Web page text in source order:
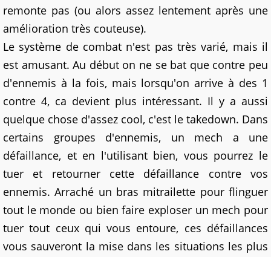
remonte pas (ou alors assez lentement après une
amélioration très couteuse).
Le système de combat n'est pas très varié, mais il
est amusant. Au début on ne se bat que contre peu
d'ennemis à la fois, mais lorsqu'on arrive à des 1
contre 4, ca devient plus intéressant. Il y a aussi
quelque chose d'assez cool, c'est le takedown. Dans
certains groupes d'ennemis, un mech a une
défaillance, et en l'utilisant bien, vous pourrez le
tuer et retourner cette défaillance contre vos
ennemis. Arraché un bras mitrailette pour flinguer
tout le monde ou bien faire exploser un mech pour
tuer tout ceux qui vous entoure, ces défaillances
vous sauveront la mise dans les situations les plus